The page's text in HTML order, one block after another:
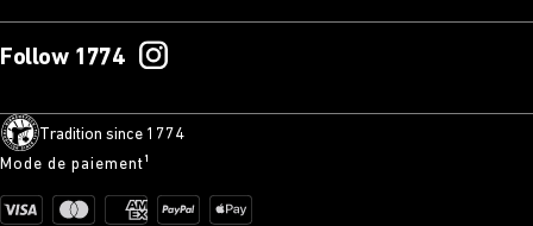
Follow 1774
Tradition since 1774
Mode de paiement¹